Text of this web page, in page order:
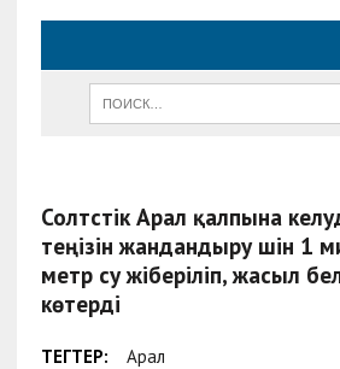
Солтүстік Арал қалпына
теңізін жандандыру үшін 1
метр су жіберіліп, жасыл
көтерді
ТЕГТЕР: Арал